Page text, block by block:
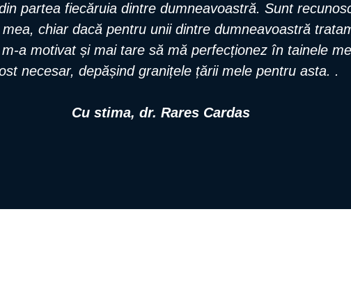
partea fiecăruia dintre dumneavoastră. Sunt
chiar dacă pentru unii dintre dumneavoastră
a motivat și mai tare să mă perfecționez în tainele
necesar, depășind granițele țării mele pentru asta. .
Cu stima, dr. Rares Cardas